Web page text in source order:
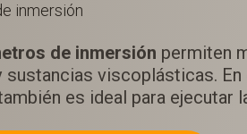
inmersión
de inmersión permiten
sustancias viscoplásticas.
es ideal para ejecutar